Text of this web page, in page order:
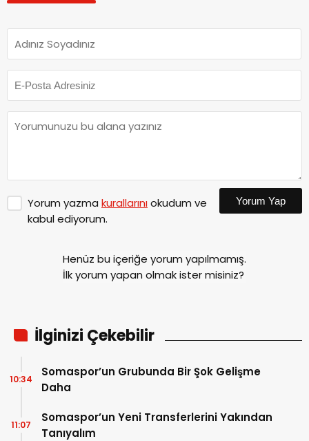
Yorum yazma kurallarınıokudum ve
kabul ediyorum.
Yorum Yap
Henüz bu içeriğe yorum yapılmamış.
İlk yorum yapan olmak ister misiniz?
İlginizi Çekebilir
Somaspor’un Grubunda Bir Şok Gelişme
Daha
10:34
Somaspor’un Yeni Transferlerini Yakından
Tanıyalım
11:07